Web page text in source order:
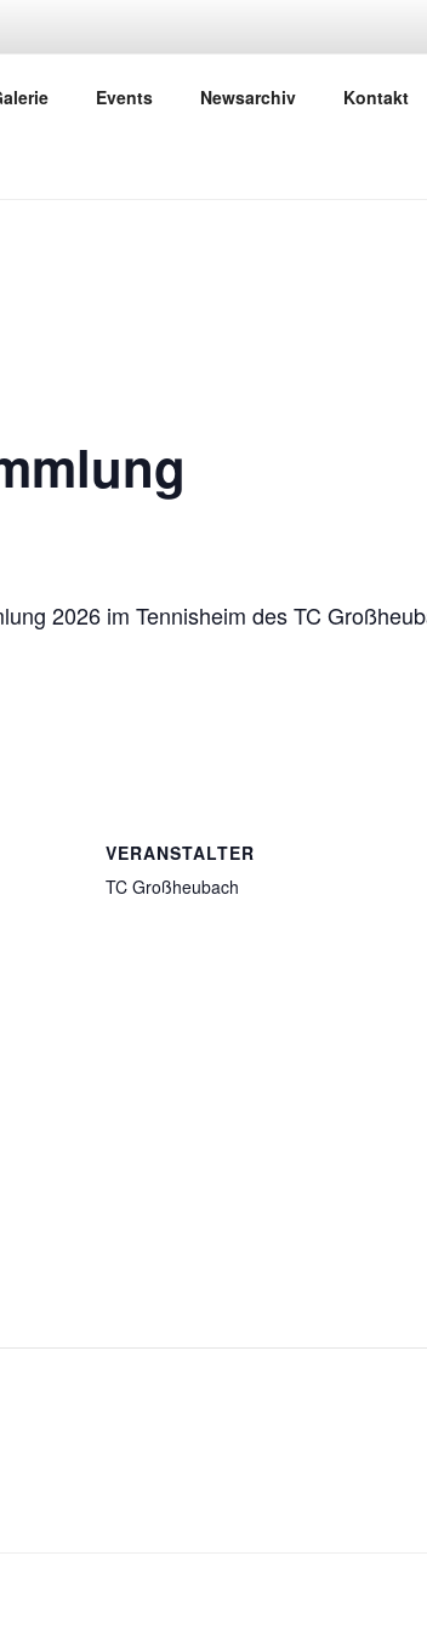
Events Newsarchiv Kontakt
2026 im Tennisheim des TC
VERANSTALTER
TC Großheubach